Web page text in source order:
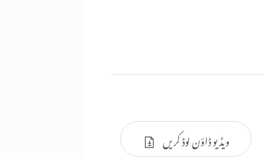
ویڈیو ڈاؤن لوڈ کریں